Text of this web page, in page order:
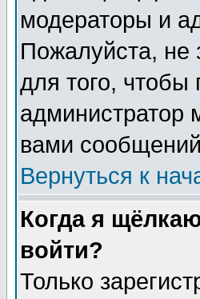
модераторы и
Пожалуйста,
для того, чтобы
администратор
вами
Вернуться к
Когда я
войти?
Только